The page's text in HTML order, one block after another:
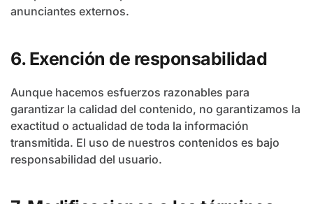
anunciantes externos.
6. Exención de responsabilidad
Aunque hacemos esfuerzos razonables para
garantizar la calidad del contenido, no garantizamos la
exactitud o actualidad de toda la información
transmitida. El uso de nuestros contenidos es bajo
responsabilidad del usuario.